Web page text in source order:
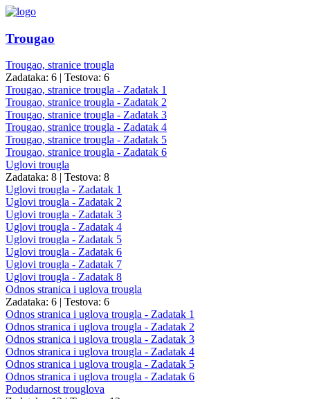
Trougao
Trougao, stranice trougla
Zadataka: 6 | Testova: 6
Trougao, stranice trougla - Zadatak 1
Trougao, stranice trougla - Zadatak 2
Trougao, stranice trougla - Zadatak 3
Trougao, stranice trougla - Zadatak 4
Trougao, stranice trougla - Zadatak 5
Trougao, stranice trougla - Zadatak 6
Uglovi trougla
Zadataka: 8 | Testova: 8
Uglovi trougla - Zadatak 1
Uglovi trougla - Zadatak 2
Uglovi trougla - Zadatak 3
Uglovi trougla - Zadatak 4
Uglovi trougla - Zadatak 5
Uglovi trougla - Zadatak 6
Uglovi trougla - Zadatak 7
Uglovi trougla - Zadatak 8
Odnos stranica i uglova trougla
Zadataka: 6 | Testova: 6
Odnos stranica i uglova trougla - Zadatak 1
Odnos stranica i uglova trougla - Zadatak 2
Odnos stranica i uglova trougla - Zadatak 3
Odnos stranica i uglova trougla - Zadatak 4
Odnos stranica i uglova trougla - Zadatak 5
Odnos stranica i uglova trougla - Zadatak 6
Podudarnost trouglova